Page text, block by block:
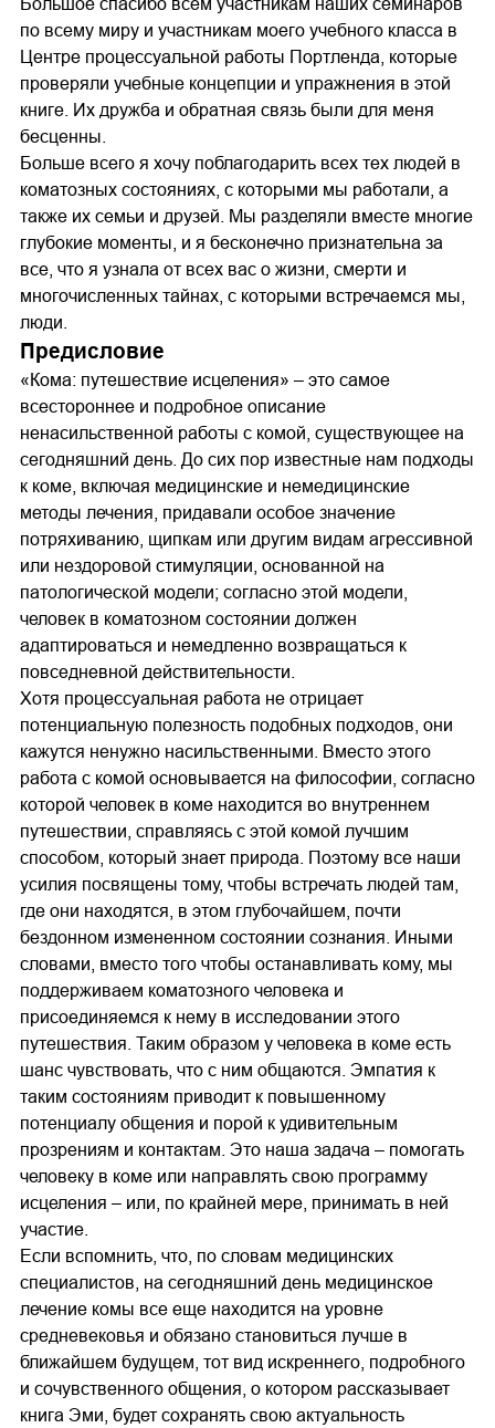
по всему миру и участникам моего учебного класса в
Центре процессуальной работы Портленда, которые
проверяли учебные концепции и упражнения в этой
книге. Их дружба и обратная связь были для меня
бесценны.
Больше всего я хочу поблагодарить всех тех людей в
коматозных состояниях, с которыми мы работали, а
также их семьи и друзей. Мы разделяли вместе многие
глубокие моменты, и я бесконечно признательна за
все, что я узнала от всех вас о жизни, смерти и
многочисленных тайнах, с которыми встречаемся мы,
люди.
Предисловие
«Кома: путешествие исцеления» – это самое
всестороннее и подробное описание
ненасильственной работы с комой, существующее на
сегодняшний день. До сих пор известные нам подходы
к коме, включая медицинские и немедицинские
методы лечения, придавали особое значение
потряхиванию, щипкам или другим видам агрессивной
или нездоровой стимуляции, основанной на
патологической модели; согласно этой модели,
человек в коматозном состоянии должен
адаптироваться и немедленно возвращаться к
повседневной действительности.
Хотя процессуальная работа не отрицает
потенциальную полезность подобных подходов, они
кажутся ненужно насильственными. Вместо этого
работа с комой основывается на философии, согласно
которой человек в коме находится во внутреннем
путешествии, справляясь с этой комой лучшим
способом, который знает природа. Поэтому все наши
усилия посвящены тому, чтобы встречать людей там,
где они находятся, в этом глубочайшем, почти
бездонном измененном состоянии сознания. Иными
словами, вместо того чтобы останавливать кому, мы
поддерживаем коматозного человека и
присоединяемся к нему в исследовании этого
путешествия. Таким образом у человека в коме есть
шанс чувствовать, что с ним общаются. Эмпатия к
таким состояниям приводит к повышенному
потенциалу общения и порой к удивительным
прозрениям и контактам. Это наша задача – помогать
человеку в коме или направлять свою программу
исцеления – или, по крайней мере, принимать в ней
участие.
Если вспомнить, что, по словам медицинских
специалистов, на сегодняшний день медицинское
лечение комы все еще находится на уровне
средневековья и обязано становиться лучше в
ближайшем будущем, тот вид искреннего, подробного
и сочувственного общения, о котором рассказывает
книга Эми, будет сохранять свою актуальность